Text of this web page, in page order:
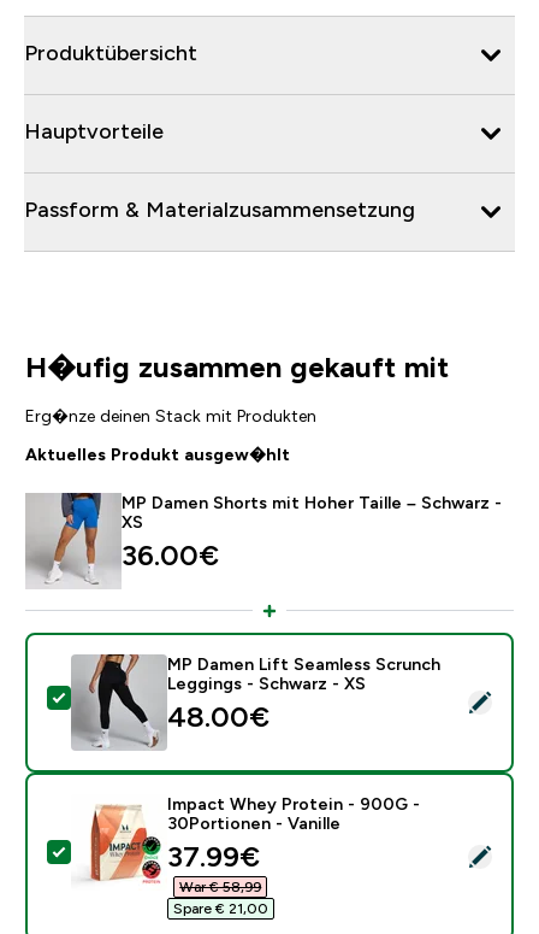
Produktübersicht
Hauptvorteile
Passform & Materialzusammensetzung
H�ufig zusammen gekauft mit
Erg�nze deinen Stack mit Produkten
Aktuelles Produkt ausgew�hlt
MP Damen Shorts mit Hoher Taille – Schwarz -
XS
36.00€‎
Dieses Produkt ausw�hlen - MP Damen Lift
MP Damen Lift Seamless Scrunch
Leggings - Schwarz - XS
48.00€‎
Dieses Produkt ausw�hlen - Impact Whey Protein -
Impact Whey Protein - 900G -
30Portionen - Vanille
discounted price
37.99€‎
War € 58,99‎
Spare € 21,00‎